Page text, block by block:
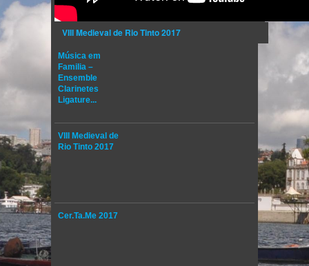
VIII Medieval de Rio Tinto 2017
Música em
Familia –
Ensemble
Clarinetes
Ligature...
VIII Medieval de
Rio Tinto 2017
Cer.Ta.Me 2017